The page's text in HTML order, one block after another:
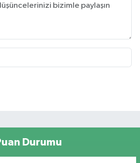
Durumu